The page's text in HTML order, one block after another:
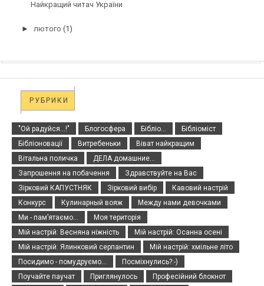
Найкращий читач України
► лютого (1)
РУБРИКИ
"Ой радуйся...!" Блогосфера Бібліо...
Бібліоміст
Бібліоновації
Витребеньки
Віват найкращим
Вітальна поличка
ДЕЛА домашние...
Запрошення на побачення
Здравствуйте на Вас
Зірковий КАПУСТНЯК
Зірковий вибір
Кавовий настрій
Конкурс
Кулинарный вояж
Между нами девочками
Ми - пам’ятаємо...
Моя територія
Мій настрій: Весняна ніжність
Мій настрій: Осанна осені
Мій настрій: Ялинковий серпантин
Мій настрій: хмільне літо
Посидимо - помудруємо...
Посміхнулись?:-)
Поучайте паучат
Приглянулось
Професійний блокнот